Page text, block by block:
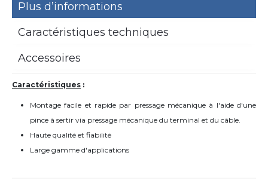
Plus d’informations
Caractéristiques techniques
Accessoires
Caractéristiques :
Montage facile et rapide par pressage mécanique à l'aide d'une
pince à sertir via pressage mécanique du terminal et du câble.
Haute qualité et fiabilité
Large gamme d'applications